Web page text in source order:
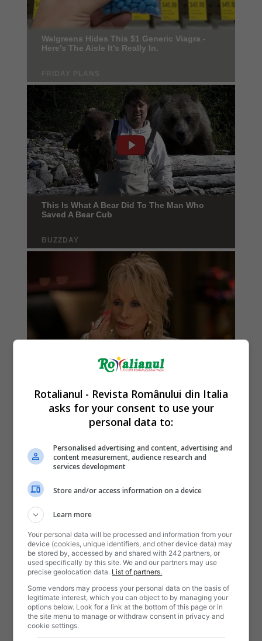
Rotalianul - Revista Românului din Italia
asks for your consent to use your
personal data to:
Personalised advertising and content, advertising and
content measurement, audience research and
services development
Store and/or access information on a device
Learn more
Your personal data will be processed and information from your
device (cookies, unique identifiers, and other device data) may
be stored by, accessed by and shared with 242 partners, or
used specifically by this site. We and our partners may use
precise geolocation data. List of partners.
Some vendors may process your personal data on the basis of
legitimate interest, which you can object to by managing your
options below. Look for a link at the bottom of this page or in
the site menu to manage or withdraw consent in privacy and
cookie settings.